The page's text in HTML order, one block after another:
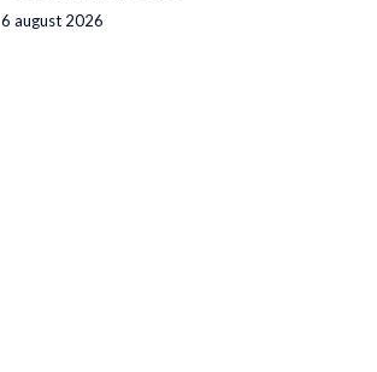
6 august 2026